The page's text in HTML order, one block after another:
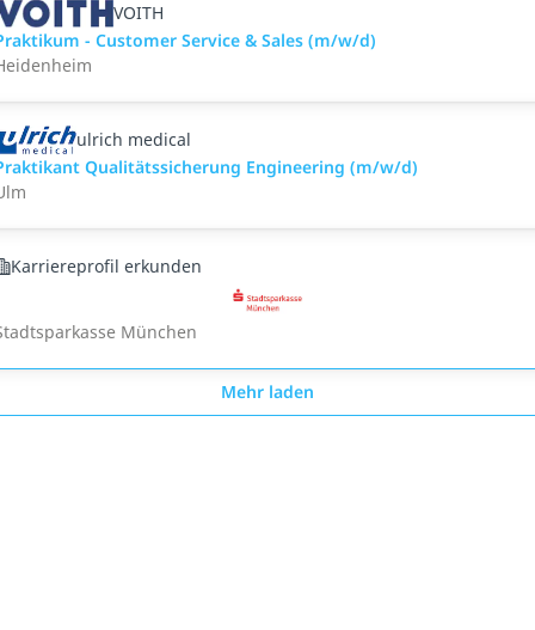
VOITH
- Customer Service & Sales (m/w/d)
ulrich medical
Qualitätssicherung Engineering (m/w/d)
Karriereprofil erkunden
München
Mehr laden